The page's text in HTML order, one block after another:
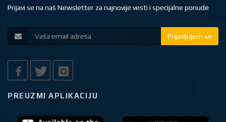
Prijavi se na naš Newsletter za najnovije vesti i specijalne ponude
Prijavljujem se
PREUZMI APLIKACIJU